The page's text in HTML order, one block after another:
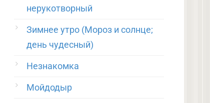
нерукотворный
Зимнее утро (Мороз и солнце;
день чудесный)
Незнакомка
Мойдодыр